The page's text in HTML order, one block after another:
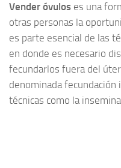
Vaginales
Probióticos
Donación de óvulos
Reproducción Asistida
Vender óvulos es una
otras personas la
es parte esencial de las
en donde es necesario
fecundarlos fuera del
denominada
técnicas como la